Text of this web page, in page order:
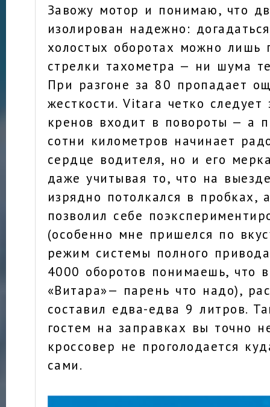
Завожу мотор и понимаю, что
изолирован надежно:
холостых оборотах можно лишь
стрелки тахометра — ни шума
При разгоне за 80 пропадает
жесткости. Vitara четко следует
кренов входит в повороты — а
сотни километров начинает
сердце водителя, но и его
даже учитывая то, что на
изрядно потолкался в пробках,
позволил себе
(особенно мне пришелся по
режим системы полного
4000 оборотов понимаешь, что
«Витара»— парень что надо),
составил едва-едва 9 литров.
гостем на заправках вы точно
кроссовер не проголодается
сами.